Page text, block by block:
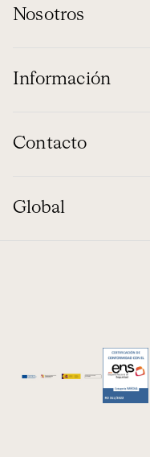
Nosotros
Información
Contacto
Global